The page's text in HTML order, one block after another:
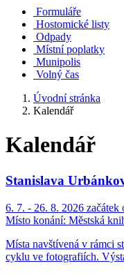
Formuláře
Hostomické listy
Odpady
Místní poplatky
Munipolis
Volný čas
Úvodní stránka
Kalendář
Kalendář
Stanislava
6. 7. - 26. 8. 2026 začátek
Místo konání: Městská
Místa navštívená v rámci
cyklu ve fotografiích.